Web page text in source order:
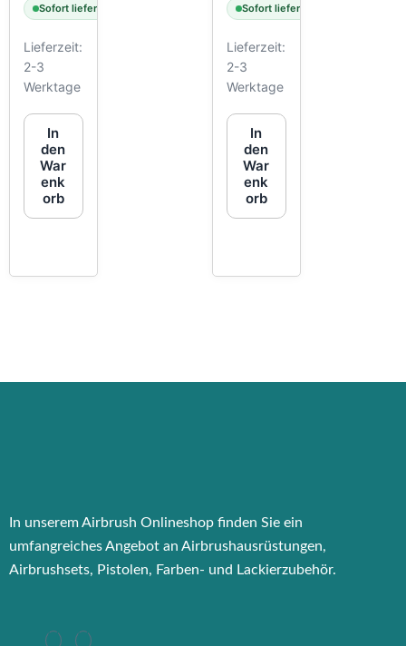
Sofort lieferbar
Lieferzeit:
2-3
Werktage
In
den
War
enk
orb
Sofort lieferbar
Lieferzeit:
2-3
Werktage
In
den
War
enk
orb
In unserem Airbrush Onlineshop finden Sie ein
umfangreiches Angebot an Airbrushausrüstungen,
Airbrushsets, Pistolen, Farben- und Lackierzubehör.